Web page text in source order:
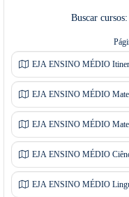
Buscar cursos:
EJA ENSINO MÉDIO
EJA ENSINO MÉDIO
EJA ENSINO MÉDIO
EJA ENSINO MÉDIO
EJA ENSINO MÉDIO